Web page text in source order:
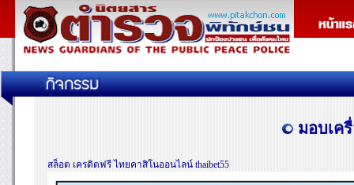
มอบเค
สล็อต เครดิตฟรี ไทยคาสิโนออนไลน์ thaibet55